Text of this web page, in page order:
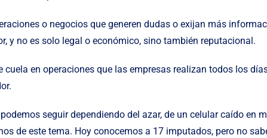
o negocios que generen dudas o exijan más
y no es solo legal o económico, sino también reputacional.
en operaciones que las empresas realizan todos los
seguir dependiendo del azar, de un celular caído en
de este tema. Hoy conocemos a 17 imputados, pero no